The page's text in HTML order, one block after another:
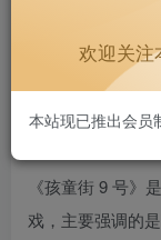
游戏简介
《孩童街 9 号》
戏，主要强调的
欢迎关注
本站现已推出会员